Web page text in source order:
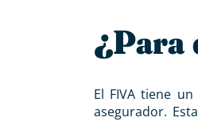
¿Para
El FIVA tiene
asegurador.